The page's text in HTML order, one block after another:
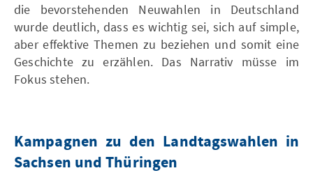
die bevorstehenden Neuwahlen in Deutschland
wurde deutlich, dass es wichtig sei, sich auf simple,
aber effektive Themen zu beziehen und somit eine
Geschichte zu erzählen. Das Narrativ müsse im
Fokus stehen.
Kampagnen zu den Landtagswahlen in
Sachsen und Thüringen